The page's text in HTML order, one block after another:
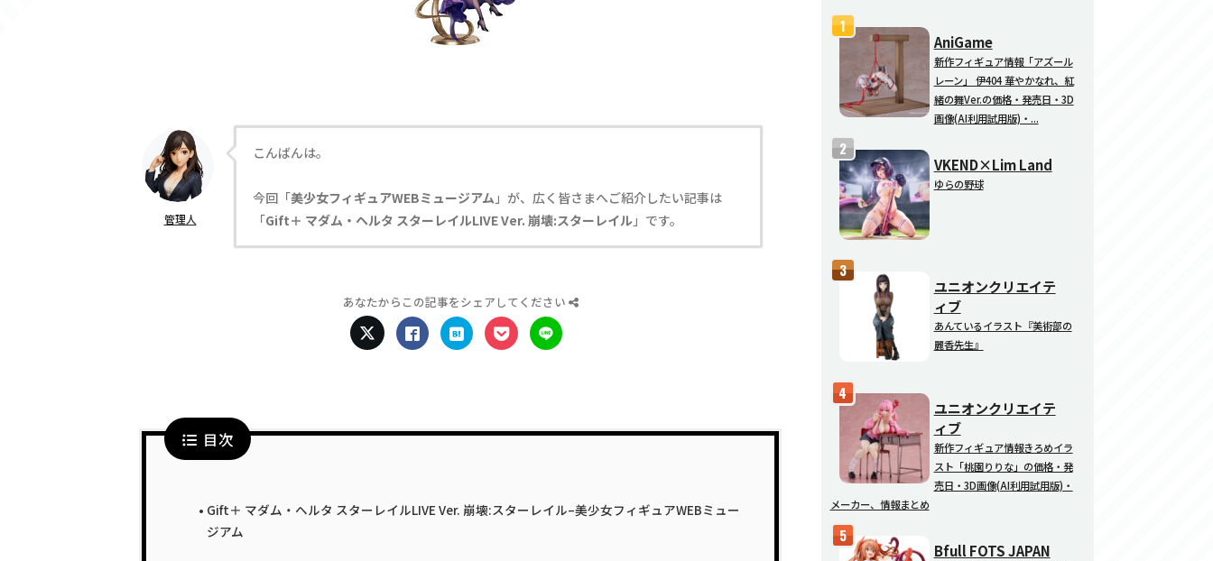
管理人
こんばんは。
今回「美少女フィギュアWEBミュージアム 」が、広く皆さまへご紹介したい記事は
「Gift＋ マダム・ヘルタ スターレイルLIVE Ver. 崩壊:スターレイル」です。
あなたからこの記事をシェアしてください
目次
Gift＋ マダム・ヘルタ スターレイルLIVE Ver. 崩壊:スターレイル–美少女フィギュアWEBミュー
ジアム
AniGame
新作フィギュア情報「アズール
レーン」 伊404 華やかなれ、紅
緒の舞Ver.の価格・発売日・3D
画像(AI利用試用版)・...
VKEND×Lim Land
ゆらの野球
ユニオンクリエイテ
ィブ
あんているイラスト『美術部の
麗香先生』
ユニオンクリエイテ
ィブ
新作フィギュア情報きろめイラ
スト「桃園りりな」の価格・発
売日・3D画像(AI利用試用版)・
メーカー、情報まとめ
Bfull FOTS JAPAN